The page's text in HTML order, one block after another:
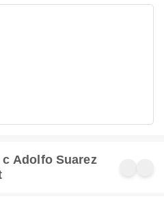
Adolfo Suarez